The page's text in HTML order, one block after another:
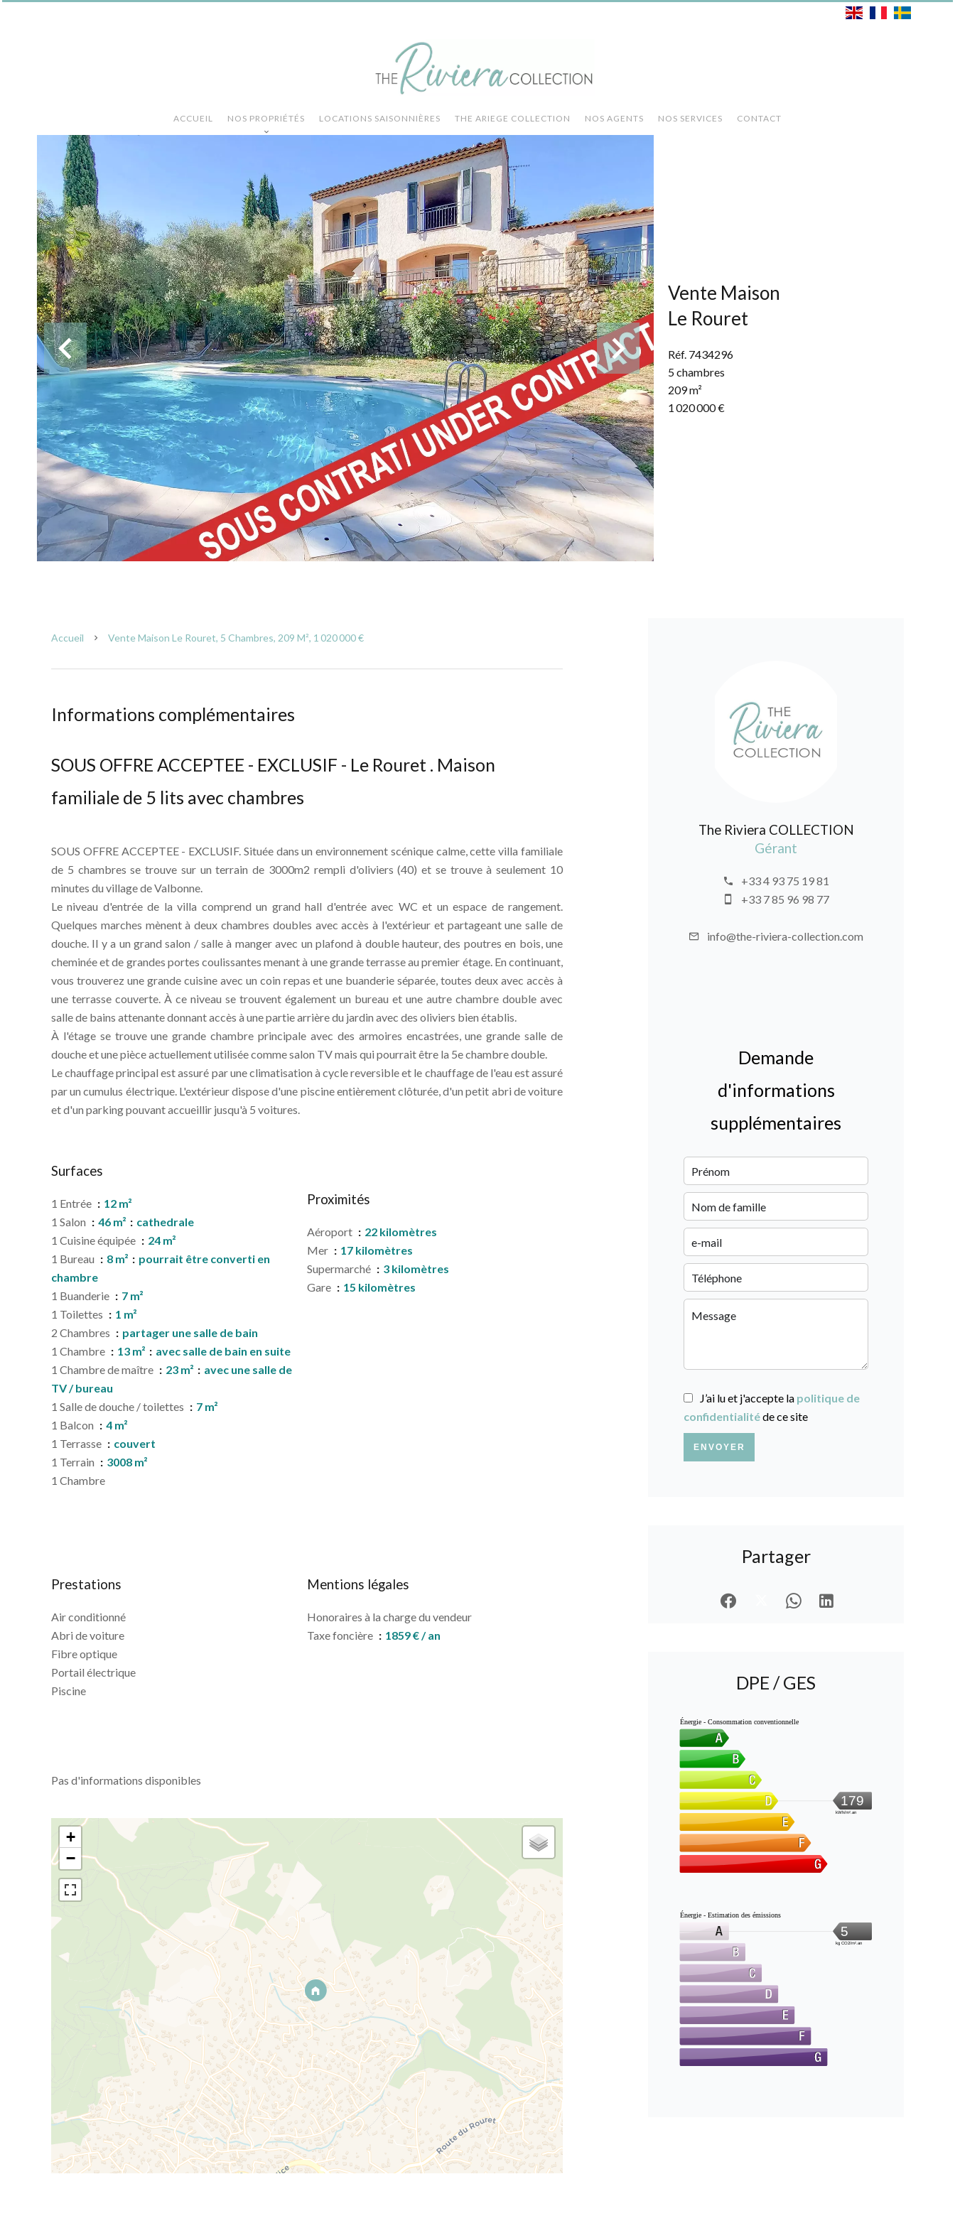
ACCUEIL NOS PROPRIÉTÉS LOCATIONS SAISONNIÈRES THE ARIEGE COLLECTION NOS AGENTS NOS SERVICES CONTACT
Vente Maison
Le Rouret
Réf. 7434296
5 chambres
209 m²
1 020 000 €
Accueil Vente Maison Le Rouret, 5 Chambres, 209 M², 1 020 000 €
Informations complémentaires
SOUS OFFRE ACCEPTEE - EXCLUSIF - Le Rouret . Maison
familiale de 5 lits avec chambres
SOUS OFFRE ACCEPTEE - EXCLUSIF. Située dans un environnement scénique calme, cette villa familiale
de 5 chambres se trouve sur un terrain de 3000m2 rempli d'oliviers (40) et se trouve à seulement 10
minutes du village de Valbonne.
Le niveau d'entrée de la villa comprend un grand hall d'entrée avec WC et un espace de rangement.
Quelques marches mènent à deux chambres doubles avec accès à l'extérieur et partageant une salle de
douche. Il y a un grand salon / salle à manger avec un plafond à double hauteur, des poutres en bois, une
cheminée et de grandes portes coulissantes menant à une grande terrasse au premier étage. En continuant,
vous trouverez une grande cuisine avec un coin repas et une buanderie séparée, toutes deux avec accès à
une terrasse couverte. À ce niveau se trouvent également un bureau et une autre chambre double avec
salle de bains attenante donnant accès à une partie arrière du jardin avec des oliviers bien établis.
À l'étage se trouve une grande chambre principale avec des armoires encastrées, une grande salle de
douche et une pièce actuellement utilisée comme salon TV mais qui pourrait être la 5e chambre double.
Le chauffage principal est assuré par une climatisation à cycle reversible et le chauffage de l'eau est assuré
par un cumulus électrique. L'extérieur dispose d'une piscine entièrement clôturée, d'un petit abri de voiture
et d'un parking pouvant accueillir jusqu'à 5 voitures.
Surfaces
1 Entrée
12 m²
1 Salon
46 m²
cathedrale
1 Cuisine équipée
24 m²
1 Bureau
8 m²
pourrait être converti en
chambre
1 Buanderie
7 m²
1 Toilettes
1 m²
2 Chambres
partager une salle de bain
1 Chambre
13 m²
avec salle de bain en suite
1 Chambre de maître
23 m²
avec une salle de
TV / bureau
1 Salle de douche / toilettes
7 m²
1 Balcon
4 m²
1 Terrasse
couvert
1 Terrain
3008 m²
1 Chambre
Proximités
Aéroport
22 kilomètres
Mer
17 kilomètres
Supermarché
3 kilomètres
Gare
15 kilomètres
Prestations
Air conditionné
Abri de voiture
Fibre optique
Portail électrique
Piscine
Mentions légales
Honoraires à la charge du vendeur
Taxe foncière
1859 € / an
Pas d'informations disponibles
+
−
The Riviera COLLECTION
Gérant
+33 4 93 75 19 81
+33 7 85 96 98 77
info@the-riviera-collection.com
Demande
d'informations
supplémentaires
J’ai lu et j'accepte la politique de
confidentialitéde ce site
ENVOYER
Partager
DPE / GES
Énergie - Consommation conventionnelle
179
kWh/m².an
Énergie - Estimation des émissions
5
kg CO2/m².an